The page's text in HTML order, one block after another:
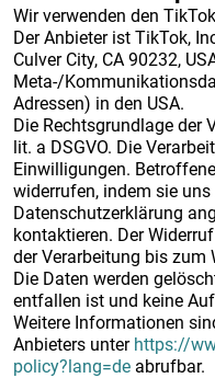
Wir verwenden den
Der Anbieter ist TikTok,
Culver City, CA 90232,
Meta-/
Adressen) in den USA.
Die Rechtsgrundlage der
lit. a DSGVO. Die
Einwilligungen.
widerrufen, indem sie
Datenschutzerklärung
kontaktieren. Der
der Verarbeitung bis zum
Die Daten werden
entfallen ist und keine
Weitere Informationen
Anbieters unter https://
policy?lang=de abrufbar.